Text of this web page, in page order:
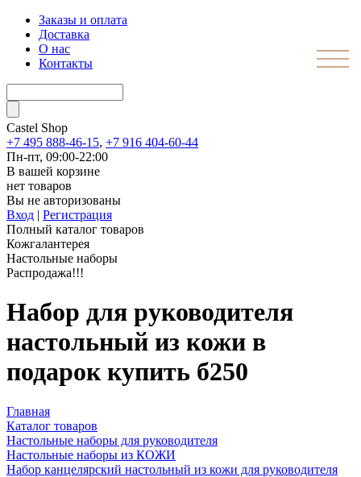
Заказы и оплата
Доставка
О нас
Контакты
Castel Shop
+7 495 888-46-15, +7 916 404-60-44
Пн-пт, 09:00-22:00
В вашей корзине
нет товаров
Вы не авторизованы
Вход | Регистрация
Полный каталог товаров
Кожгалантерея
Настольные наборы
Распродажа!!!
Набор для руководителя
настольный из кожи в
подарок купить б250
Главная
Каталог товаров
Настольные наборы для руководителя
Настольные наборы из КОЖИ
Набор канцелярский настольный из кожи для руководителя